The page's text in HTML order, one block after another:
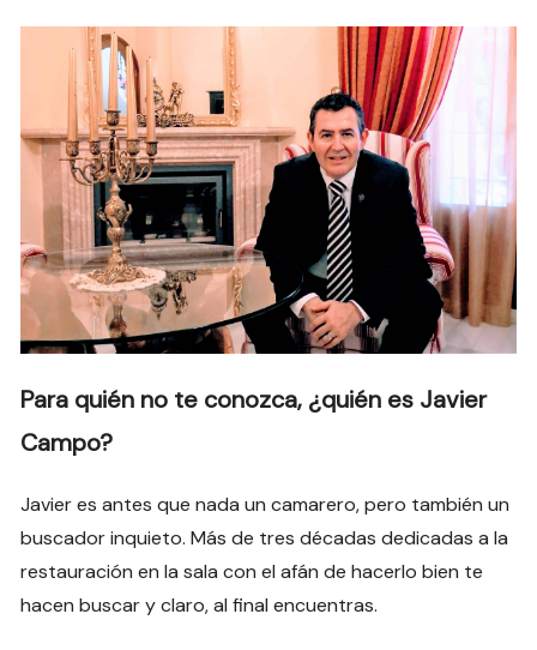
Para quién no te conozca, ¿quién es Javier
Campo?
Javier es antes que nada un camarero, pero también un
buscador inquieto. Más de tres décadas dedicadas a la
restauración en la sala con el afán de hacerlo bien te
hacen buscar y claro, al final encuentras.